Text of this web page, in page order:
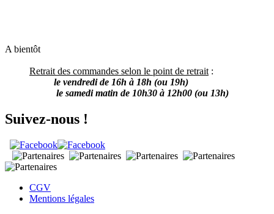
A bientôt
Retrait des commandes selon le point de retrait :
le vendredi de 16h à 18h (ou 19h)
le samedi matin de 10h30 à 12h00 (ou 13h)
Suivez-nous !
CGV
Mentions légales